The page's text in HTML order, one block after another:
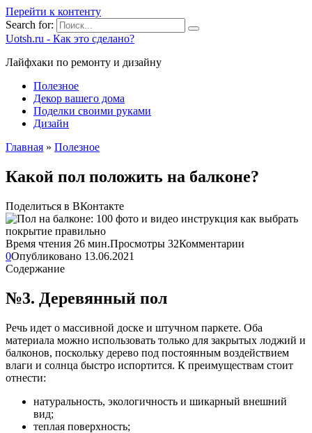
Перейти к контенту
Search for:
Uotsh.ru - Как это сделано?
Лайфхаки по ремонту и дизайну
Полезное
Декор вашего дома
Поделки своими руками
Дизайн
Главная » Полезное
Какой пол положить на балконе?
Поделиться в ВКонтакте
Время чтения 26 мин.Просмотры 32Комментарии
0Опубликовано 13.06.2021
Содержание
№3. Деревянный пол
Речь идет о массивной доске и штучном паркете. Оба
материала можно использовать только для закрытых лоджий и
балконов, поскольку дерево под постоянным воздействием
влаги и солнца быстро испортится. К преимуществам стоит
отнести:
натуральность, экологичность и шикарный внешний
вид;
теплая поверхность;